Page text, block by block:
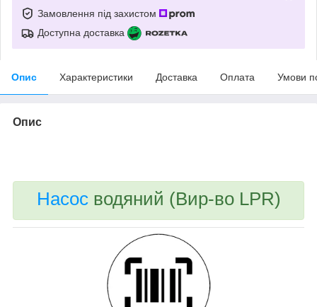
Замовлення під захистом
Доступна доставка
Опис Характеристики Доставка Оплата Умови
Опис
Насосводяний (Вир-во LPR)